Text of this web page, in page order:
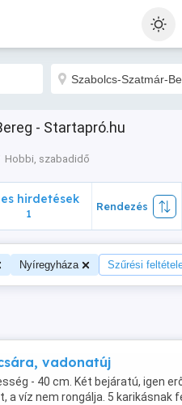
- Startapró.hu
Hobbi, szabadidő
hirdetések
1
Rendezés
Nyíregyháza Szűrési
vadonatúj
- 40 cm. Két bejáratú, igen
a víz nem rongálja. 5 karikásnak